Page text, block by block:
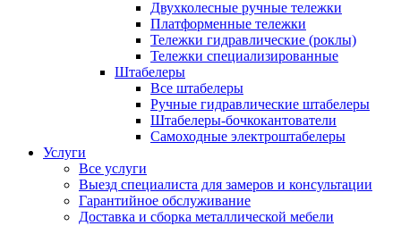
Двухколесные ручные тележки
Платформенные тележки
Тележки гидравлические (роклы)
Тележки специализированные
Штабелеры
Все штабелеры
Ручные гидравлические штабелеры
Штабелеры-бочкокантователи
Самоходные электроштабелеры
Услуги
Все услуги
Выезд специалиста для замеров и консультации
Гарантийное обслуживание
Доставка и сборка металлической мебели